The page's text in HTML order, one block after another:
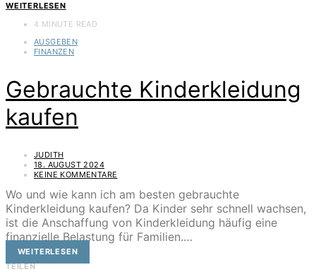
WEITERLESEN
4 MINUTE READ
AUSGEBEN
FINANZEN
Gebrauchte Kinderkleidung
kaufen
JUDITH
18. AUGUST 2024
KEINE KOMMENTARE
Wo und wie kann ich am besten gebrauchte
Kinderkleidung kaufen? Da Kinder sehr schnell wachsen,
ist die Anschaffung von Kinderkleidung häufig eine
finanzielle Belastung für Familien.…
WEITERLESEN
TEILEN